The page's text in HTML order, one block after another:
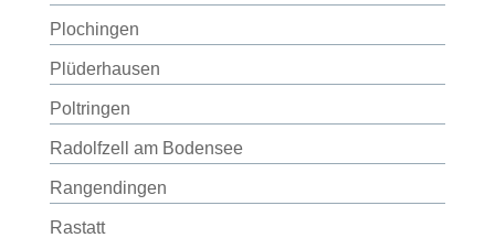
Plochingen
Plüderhausen
Poltringen
Radolfzell am Bodensee
Rangendingen
Rastatt